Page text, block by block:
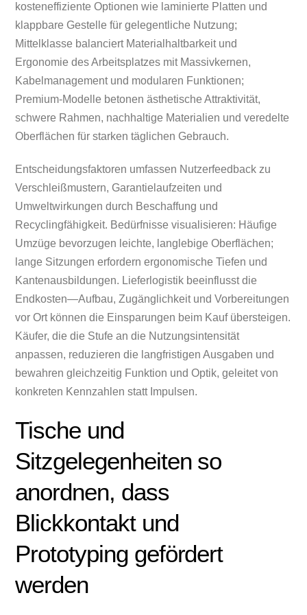
kosteneffiziente Optionen wie laminierte Platten und
klappbare Gestelle für gelegentliche Nutzung;
Mittelklasse balanciert Materialhaltbarkeit und
Ergonomie des Arbeitsplatzes mit Massivkernen,
Kabelmanagement und modularen Funktionen;
Premium‑Modelle betonen ästhetische Attraktivität,
schwere Rahmen, nachhaltige Materialien und veredelte
Oberflächen für starken täglichen Gebrauch.
Entscheidungsfaktoren umfassen Nutzerfeedback zu
Verschleißmustern, Garantielaufzeiten und
Umweltwirkungen durch Beschaffung und
Recyclingfähigkeit. Bedürfnisse visualisieren: Häufige
Umzüge bevorzugen leichte, langlebige Oberflächen;
lange Sitzungen erfordern ergonomische Tiefen und
Kantenausbildungen. Lieferlogistik beeinflusst die
Endkosten—Aufbau, Zugänglichkeit und Vorbereitungen
vor Ort können die Einsparungen beim Kauf übersteigen.
Käufer, die die Stufe an die Nutzungsintensität
anpassen, reduzieren die langfristigen Ausgaben und
bewahren gleichzeitig Funktion und Optik, geleitet von
konkreten Kennzahlen statt Impulsen.
Tische und
Sitzgelegenheiten so
anordnen, dass
Blickkontakt und
Prototyping gefördert
werden